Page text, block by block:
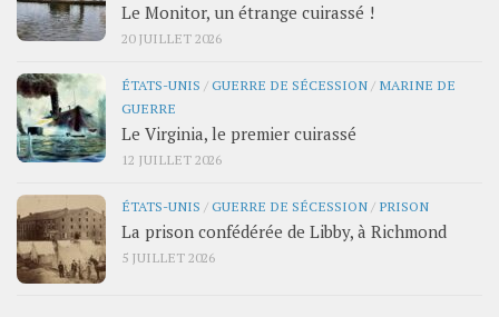
Le Monitor, un étrange cuirassé !
20 JUILLET 2026
ÉTATS-UNIS /GUERRE DE SÉCESSION / MARINE DE
GUERRE
Le Virginia, le premier cuirassé
12 JUILLET 2026
ÉTATS-UNIS /GUERRE DE SÉCESSION / PRISON
La prison confédérée de Libby, à Richmond
5 JUILLET 2026